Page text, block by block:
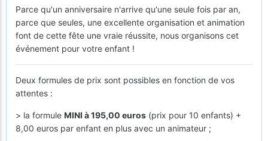
Parce qu'un anniversaire n'arrive qu'une seule fois par an,
parce que seules, une excellente organisation et animation
font de cette fête une vraie réussite, nous organisons cet
événement pour votre enfant !
Deux formules de prix sont possibles en fonction de vos
attentes :
> la formule MINI à 195,00 euros (prix pour 10 enfants) +
8,00 euros par enfant en plus avec un animateur ;